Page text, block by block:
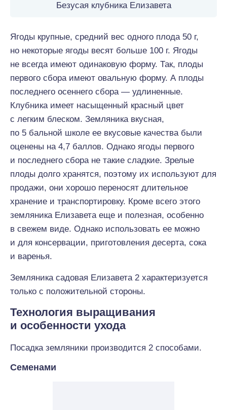
Безусая клубника Елизавета
Ягоды крупные, средний вес одного плода 50 г,
но некоторые ягоды весят больше 100 г. Ягоды
не всегда имеют одинаковую форму. Так, плоды
первого сбора имеют овальную форму. А плоды
последнего осеннего сбора — удлиненные.
Клубника имеет насыщенный красный цвет
с легким блеском. Земляника вкусная,
по 5 бальной школе ее вкусовые качества были
оценены на 4,7 баллов. Однако ягоды первого
и последнего сбора не такие сладкие. Зрелые
плоды долго хранятся, поэтому их используют для
продажи, они хорошо переносят длительное
хранение и транспортировку. Кроме всего этого
земляника Елизавета еще и полезная, особенно
в свежем виде. Однако использовать ее можно
и для консервации, приготовления десерта, сока
и варенья.
Земляника садовая Елизавета 2 характеризуется
только с положительной стороны.
Технология выращивания
и особенности ухода
Посадка земляники производится 2 способами.
Семенами